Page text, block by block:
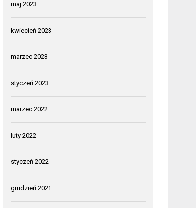
maj 2023
kwiecień 2023
marzec 2023
styczeń 2023
marzec 2022
luty 2022
styczeń 2022
grudzień 2021